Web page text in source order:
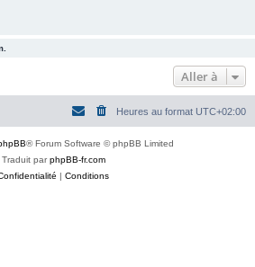
Aller à
Heures au format UTC+02:00
® Forum Software © phpBB Limited
Traduit parphpBB-fr.com
| Conditions